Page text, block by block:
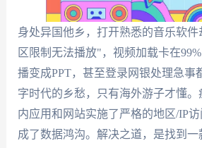
身处异国他乡，打开熟悉的音乐软
区限制无法播放"，视频加载卡在
播变成PPT，甚至登录网银处理急事
字时代的乡愁，只有海外游子才懂。
内应用和网站实施了严格的地区/IP
成了数据鸿沟。解决之道，是找到一